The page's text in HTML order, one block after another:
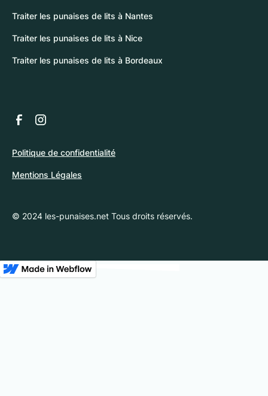
Traiter les punaises de lits à Nantes
Traiter les punaises de lits à Nice
Traiter les punaises de lits à Bordeaux
© 2024 les-punaises.net Tous droits réservés.
Politique de confidentialité
Mentions Légales